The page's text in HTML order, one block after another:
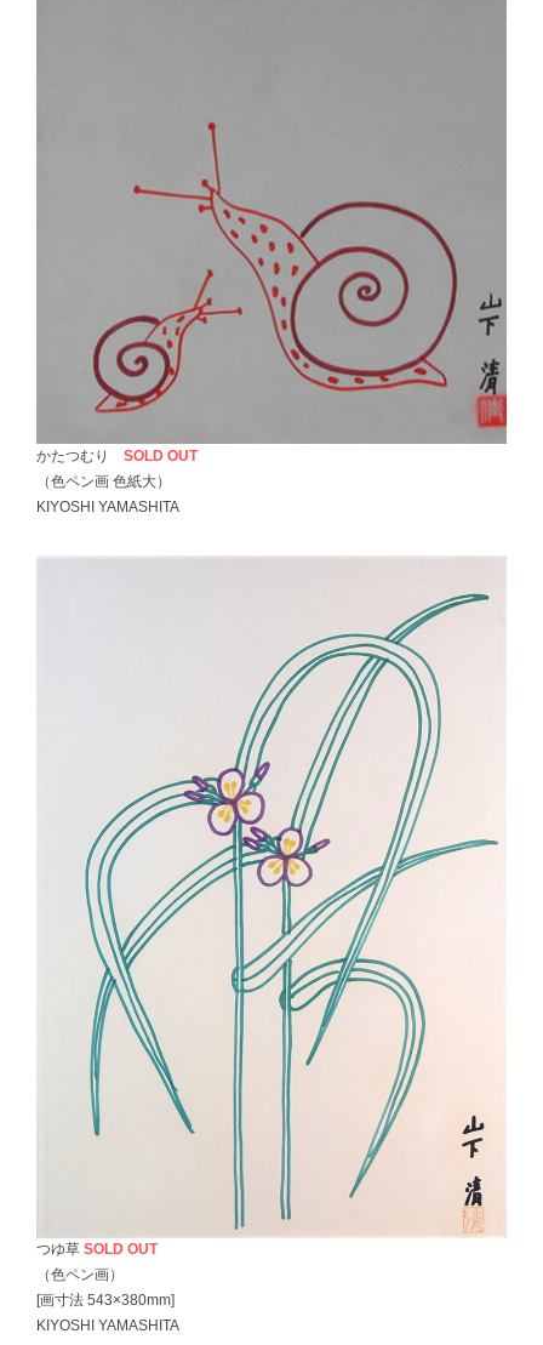
かたつむり
SOLD OUT
（色ペン画 色紙大）
KIYOSHI YAMASHITA
つゆ草 SOLD OUT
（色ペン画）
[画寸法 543×380mm]
KIYOSHI YAMASHITA